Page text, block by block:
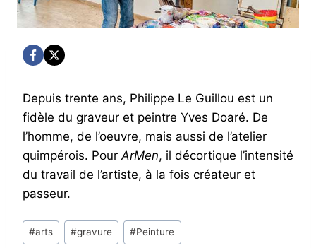
Depuis trente ans, Philippe Le Guillou est un
fidèle du graveur et peintre Yves Doaré. De
l’homme, de l’oeuvre, mais aussi de l’atelier
quimpérois. PourArMen, il décortique l’intensité
du travail de l’artiste, à la fois créateur et
passeur.
Post
Tags:
#arts #gravure #Peinture